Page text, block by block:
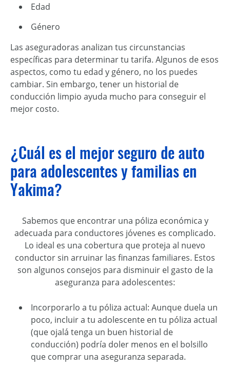
Edad
Género
Las aseguradoras analizan tus circunstancias
específicas para determinar tu tarifa. Algunos de esos
aspectos, como tu edad y género, no los puedes
cambiar. Sin embargo, tener un historial de
conducción limpio ayuda mucho para conseguir el
mejor costo.
¿Cuál es el mejor seguro de auto
para adolescentes y familias en
Yakima?
Sabemos que encontrar una póliza económica y
adecuada para conductores jóvenes es complicado.
Lo ideal es una cobertura que proteja al nuevo
conductor sin arruinar las finanzas familiares. Estos
son algunos consejos para disminuir el gasto de la
aseguranza para adolescentes:
Incorporarlo a tu póliza actual: Aunque duela un
poco, incluir a tu adolescente en tu póliza actual
(que ojalá tenga un buen historial de
conducción) podría doler menos en el bolsillo
que comprar una aseguranza separada.